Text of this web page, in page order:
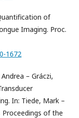
of
Imaging. Proc.
1672
– Gráczi,
In: Tiede, Mark –
Proceedings of the